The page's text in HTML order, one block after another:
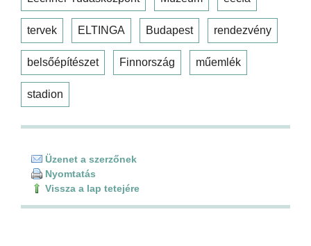
tervek ELTINGA Budapest rendezvény
belsőépítészet Finnország műemlék
stadion
Üzenet a szerzőnek
Nyomtatás
Vissza a lap tetejére